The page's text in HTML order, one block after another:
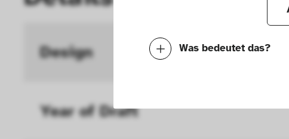
Was bedeutet das?
die Funktionalität der
Design
Year of Draft